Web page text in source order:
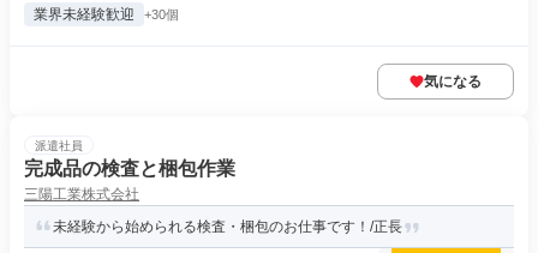
業界未経験歓迎 +30個
気になる
派遣社員
完成品の検査と梱包作業
三陽工業株式会社
未経験から始められる検査・梱包のお仕事です！/正長